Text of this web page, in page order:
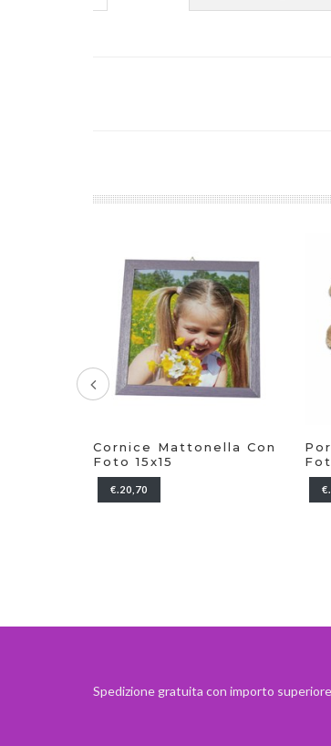
Portachiavi Cane Con
Foto
€.9,20
Spedizione gratuita con importo